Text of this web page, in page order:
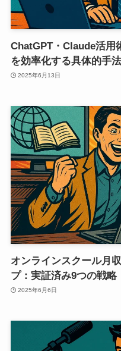
ChatGPT・Claude活用
を効率化する具体的手
2025年6月13日
オンラインスクール月
プ：実証済み9つの戦略
2025年6月6日